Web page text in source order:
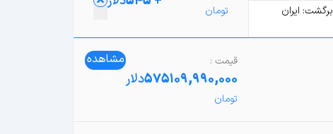
برگشت: ایران
109,990,000
575دلار
مشاهده